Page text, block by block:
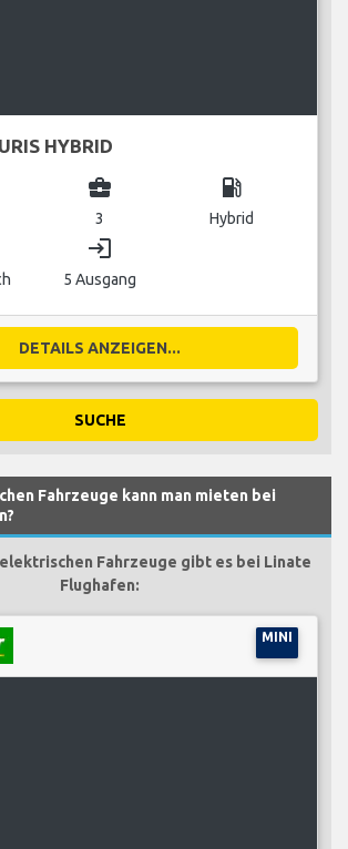
HYBRID
business_center
3
local_gas_station
Hybrid
login
5 Ausgang
DETAILS ANZEIGEN...
SUCHE
Fahrzeuge kann man mieten bei
Fahrzeuge gibt es bei Linate
Flughafen:
MINI